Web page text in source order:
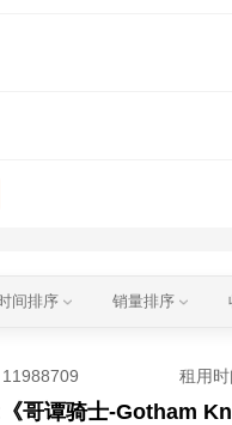
间排序 销量排序
11988709 租用时
《哥谭骑士-Gotham